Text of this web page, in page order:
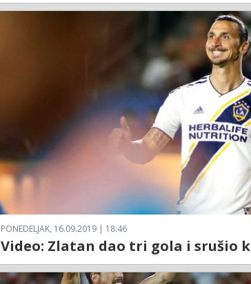
PONEDELJAK, 16.09.2019 | 18:46
Video: Zlatan dao tri gola i srušio